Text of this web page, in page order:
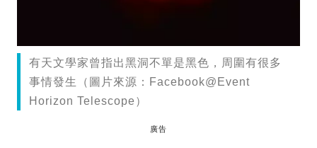
有天文學家曾指出黑洞不單是黑色，周圍有很多
事情發生（圖片來源：Facebook@Event
Horizon Telescope）
廣告